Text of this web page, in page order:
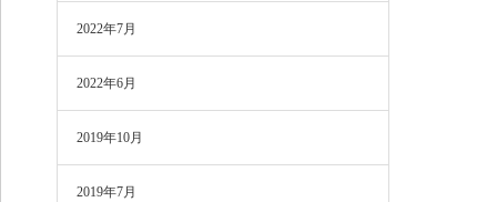
2022年7月
2022年6月
2019年10月
2019年7月